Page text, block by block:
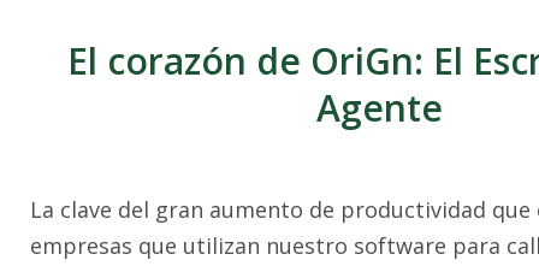
El corazón de OriGn: El
Agente
La clave del gran aumento de productividad
empresas que utilizan nuestro software para